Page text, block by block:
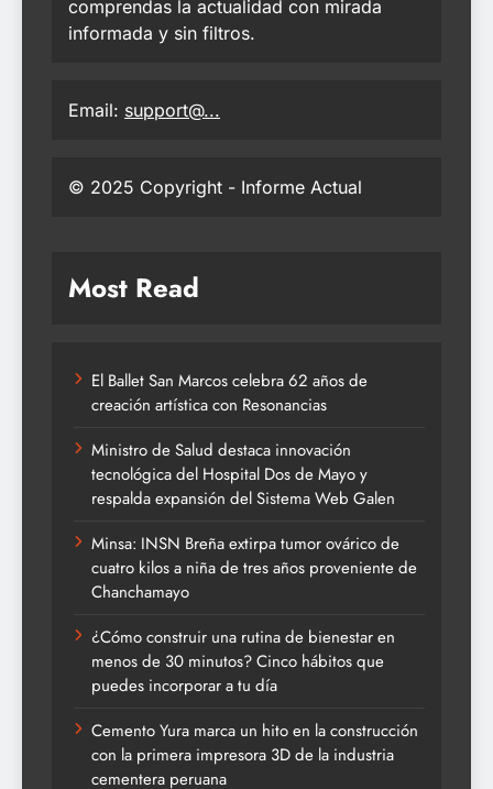
comprendas la actualidad con mirada
informada y sin filtros.
Email: support@...
© 2025 Copyright - Informe Actual
Most Read
El Ballet San Marcos celebra 62 años de
creación artística con Resonancias
Ministro de Salud destaca innovación
tecnológica del Hospital Dos de Mayo y
respalda expansión del Sistema Web Galen
Minsa: INSN Breña extirpa tumor ovárico de
cuatro kilos a niña de tres años proveniente de
Chanchamayo
¿Cómo construir una rutina de bienestar en
menos de 30 minutos? Cinco hábitos que
puedes incorporar a tu día
Cemento Yura marca un hito en la construcción
con la primera impresora 3D de la industria
cementera peruana